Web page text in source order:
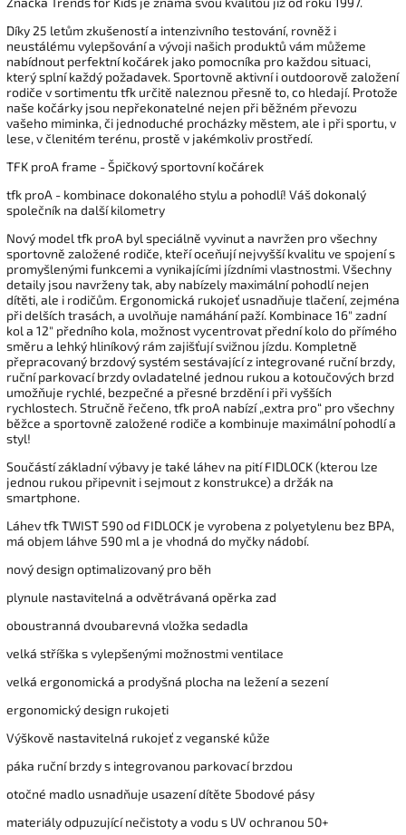
Díky 25 letům zkušeností a intenzivního testování, rovněž i
neustálému vylepšování a vývoji našich produktů vám můžeme
nabídnout perfektní kočárek jako pomocníka pro každou situaci,
který splní každý požadavek. Sportovně aktivní i outdoorově založení
rodiče v sortimentu tfk určitě naleznou přesně to, co hledají. Protože
naše kočárky jsou nepřekonatelné nejen při běžném převozu
vašeho miminka, či jednoduché procházky městem, ale i při sportu, v
lese, v členitém terénu, prostě v jakémkoliv prostředí.
TFK proA frame - Špičkový sportovní kočárek
tfk proA - kombinace dokonalého stylu a pohodlí! Váš dokonalý
společník na další kilometry
Nový model tfk proA byl speciálně vyvinut a navržen pro všechny
sportovně založené rodiče, kteří oceňují nejvyšší kvalitu ve spojení s
promyšlenými funkcemi a vynikajícími jízdními vlastnostmi. Všechny
detaily jsou navrženy tak, aby nabízely maximální pohodlí nejen
dítěti, ale i rodičům. Ergonomická rukojeť usnadňuje tlačení, zejména
při delších trasách, a uvolňuje namáhání paží. Kombinace 16" zadní
kol a 12" předního kola, možnost vycentrovat přední kolo do přímého
směru a lehký hliníkový rám zajišťují svižnou jízdu. Kompletně
přepracovaný brzdový systém sestávající z integrované ruční brzdy,
ruční parkovací brzdy ovladatelné jednou rukou a kotoučových brzd
umožňuje rychlé, bezpečné a přesné brzdění i při vyšších
rychlostech. Stručně řečeno, tfk proA nabízí „extra pro“ pro všechny
běžce a sportovně založené rodiče a kombinuje maximální pohodlí a
styl!
Součástí základní výbavy je také láhev na pití FIDLOCK (kterou lze
jednou rukou připevnit i sejmout z konstrukce) a držák na
smartphone.
Láhev tfk TWIST 590 od FIDLOCK je vyrobena z polyetylenu bez BPA,
má objem láhve 590 ml a je vhodná do myčky nádobí.
nový design optimalizovaný pro běh
plynule nastavitelná a odvětrávaná opěrka zad
oboustranná dvoubarevná vložka sedadla
velká stříška s vylepšenými možnostmi ventilace
velká ergonomická a prodyšná plocha na ležení a sezení
ergonomický design rukojeti
Výškově nastavitelná rukojeť z veganské kůže
páka ruční brzdy s integrovanou parkovací brzdou
otočné madlo usnadňuje usazení dítěte 5bodové pásy
materiály odpuzující nečistoty a vodu s UV ochranou 50+